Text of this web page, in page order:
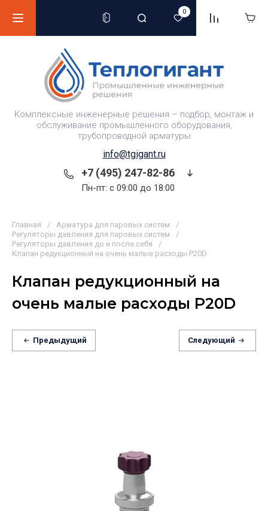
0
Комплексные инженерные решения – подбор, монтаж и
обслуживание промышленного оборудования,
трубопроводной арматуры
info@tgigant.ru
+7 (495) 247-82-86
Пн-пт: c 09:00 до 18:00
Главная / Арматура для паровых систем
/
Регуляторы давления для паровых систем
/
Регуляторы давления до и после себя
/
Клапан редукционный на очень малые расходы P20D
Клапан редукционный на
очень малые расходы P20D
Предыдущий Следующий